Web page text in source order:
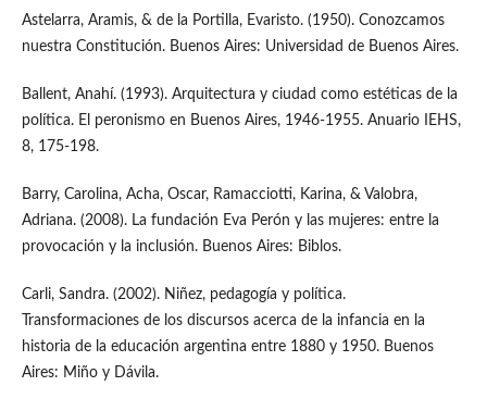
Astelarra, Aramis, & de la Portilla, Evaristo. (1950). Conozcamos
nuestra Constitución. Buenos Aires: Universidad de Buenos Aires.
Ballent, Anahí. (1993). Arquitectura y ciudad como estéticas de la
política. El peronismo en Buenos Aires, 1946-1955. Anuario IEHS,
8, 175-198.
Barry, Carolina, Acha, Oscar, Ramacciotti, Karina, & Valobra,
Adriana. (2008). La fundación Eva Perón y las mujeres: entre la
provocación y la inclusión. Buenos Aires: Biblos.
Carli, Sandra. (2002). Niñez, pedagogía y política.
Transformaciones de los discursos acerca de la infancia en la
historia de la educación argentina entre 1880 y 1950. Buenos
Aires: Miño y Dávila.